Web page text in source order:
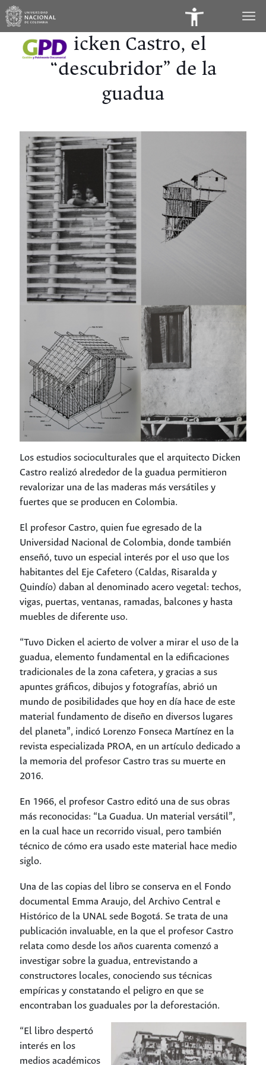
Dicken Castro, el
“descubridor” de la
guadua
Los estudios socioculturales que el arquitecto Dicken
Castro realizó alrededor de la guadua permitieron
revalorizar una de las maderas más versátiles y
fuertes que se producen en Colombia.
El profesor Castro, quien fue egresado de la
Universidad Nacional de Colombia, donde también
enseñó, tuvo un especial interés por el uso que los
habitantes del Eje Cafetero (Caldas, Risaralda y
Quindío) daban al denominado acero vegetal: techos,
vigas, puertas, ventanas, ramadas, balcones y hasta
muebles de diferente uso.
“Tuvo Dicken el acierto de volver a mirar el uso de la
guadua, elemento fundamental en la edificaciones
tradicionales de la zona cafetera, y gracias a sus
apuntes gráficos, dibujos y fotografías, abrió un
mundo de posibilidades que hoy en día hace de este
material fundamento de diseño en diversos lugares
del planeta”, indicó Lorenzo Fonseca Martínez en la
revista especializada PROA, en un artículo dedicado a
la memoria del profesor Castro tras su muerte en
2016.
En 1966, el profesor Castro editó una de sus obras
más reconocidas: “La Guadua. Un material versátil”,
en la cual hace un recorrido visual, pero también
técnico de cómo era usado este material hace medio
siglo.
Una de las copias del libro se conserva en el Fondo
documental Emma Araujo, del Archivo Central e
Histórico de la UNAL sede Bogotá. Se trata de una
publicación invaluable, en la que el profesor Castro
relata como desde los años cuarenta comenzó a
investigar sobre la guadua, entrevistando a
constructores locales, conociendo sus técnicas
empíricas y constatando el peligro en que se
encontraban los guaduales por la deforestación.
“El libro despertó
interés en los
medios académicos